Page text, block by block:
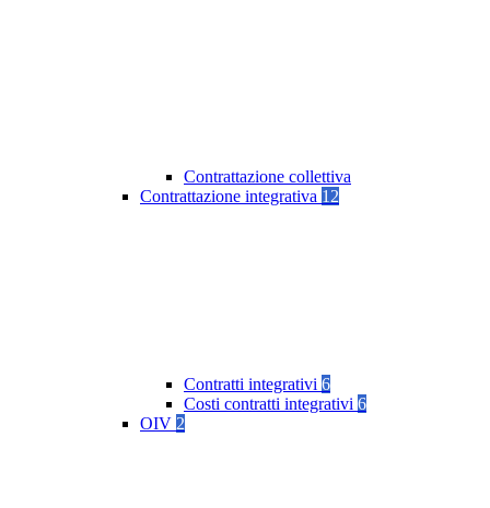
Contrattazione collettiva
Contrattazione integrativa 12
Contratti integrativi 6
Costi contratti integrativi 6
OIV 2